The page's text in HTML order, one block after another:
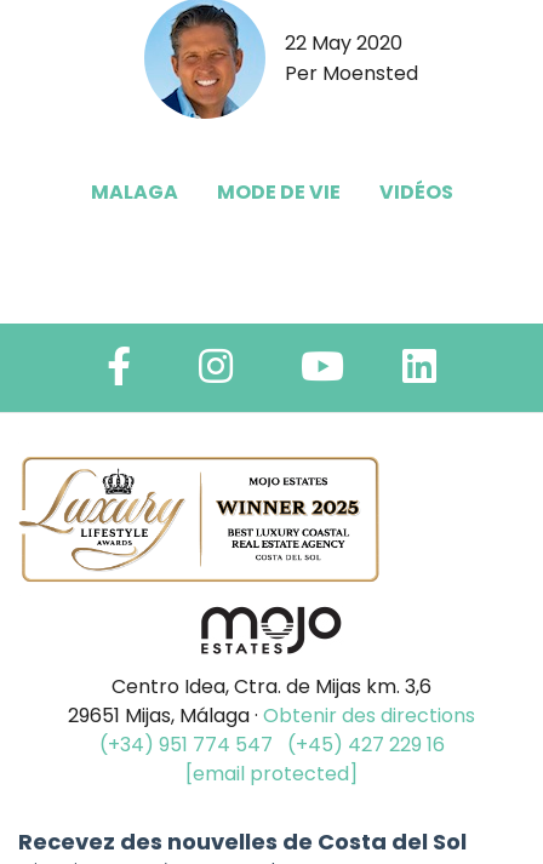
22 May 2020
Per Moensted
MALAGA MODE DE VIE VIDÉOS
Centro Idea, Ctra. de Mijas km. 3,6
29651 Mijas, Málaga · Obtenir des directions
(+34) 951 774 547
(+45) 427 229 16
[email protected]